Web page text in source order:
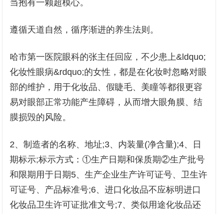
当抱有一颗超模心。
遵循天道自然，循序渐进的养生法则。
哈市第一医院眼科的张主任回应，不少患上&ldquo;
化妆性眼病&rdquo;的女性，都是在化妆时忽略对眼
部的维护，用于化妆品、假睫毛、美瞳等都很更容
易对眼部正常功能产生障碍，从而增大眼角膜、结
膜损毁的风险。
2、制造者的名称、地址;3、内装量(净含量);4、日
期标示;标示方式：①生产日期和保质期②生产批号
和限期用于日期5、生产企业生产许可证号、卫生许
可证号、产品标准号;6、进口化妆品不应标明进口
化妆品卫生许可证批准文号;7、类似用途化妆品还